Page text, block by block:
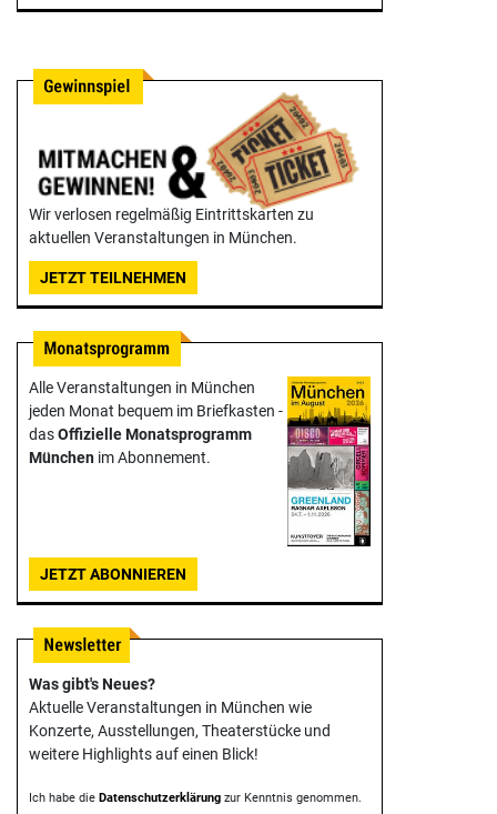
Wir verlosen regelmäßig Eintrittskarten zu
aktuellen Veranstaltungen in München.
JETZT TEILNEHMEN
Alle Veranstaltungen in München
jeden Monat bequem im Briefkasten -
dasOffizielle Monats­programm
München im Abonnement.
JETZT ABONNIEREN
Was gibt's Neues?
Aktuelle Veranstaltungen in München wie
Konzerte, Ausstellungen, Theater­stücke und
weitere Highlights auf einen Blick!
Ich habe die Datenschutzerklärung zur Kenntnis genommen.